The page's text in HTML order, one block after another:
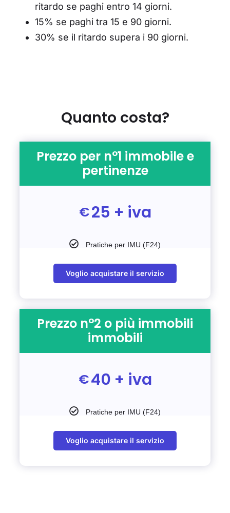
ritardo se paghi entro 14 giorni.
15% se paghi tra 15 e 90 giorni.
30% se il ritardo supera i 90 giorni.
Quanto costa?
Prezzo per n°1 immobile e
pertinenze
€25 + iva
Pratiche per IMU (F24)
Voglio acquistare il servizio
Prezzo n°2 o più immobili
immobili
€40 + iva
Pratiche per IMU (F24)
Voglio acquistare il servizio